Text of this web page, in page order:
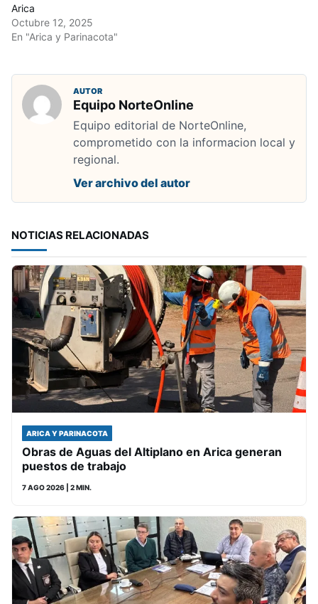
Arica
Octubre 12, 2025
En "Arica y Parinacota"
AUTOR
Equipo NorteOnline
Equipo editorial de NorteOnline,
comprometido con la informacion local y
regional.
Ver archivo del autor
NOTICIAS RELACIONADAS
ARICA Y PARINACOTA
Obras de Aguas del Altiplano en Arica generan
puestos de trabajo
7 AGO 2026 | 2 MIN.